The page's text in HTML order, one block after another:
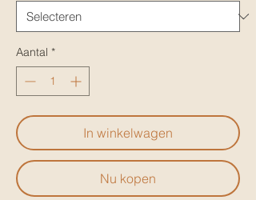
Aantal *
In winkelwagen
Nu kopen